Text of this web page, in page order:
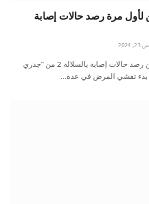
لأول مرة رصد حالات إصابة
2024
أعلنت كوت ديفوار عن رصد حالات إصابة بالسلالة 2 من “جدري
بدء تفشي المرض في عدة…